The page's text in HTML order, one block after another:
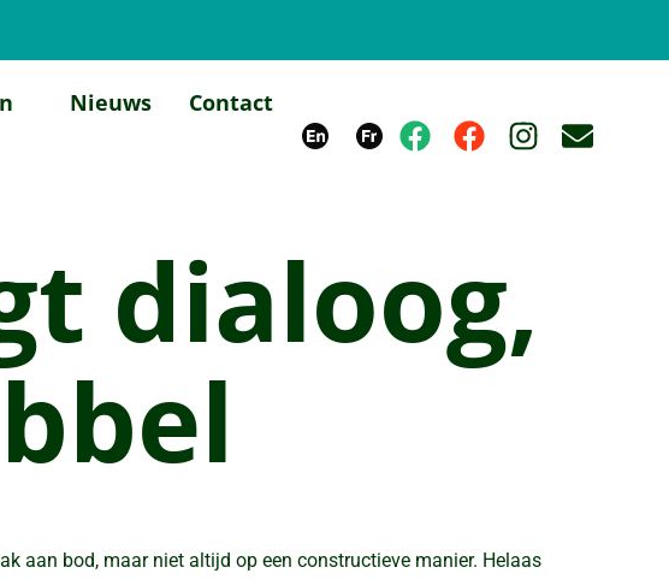
Nieuws Contact
dialoog,
aan bod, maar niet altijd op een constructieve manier. Helaas